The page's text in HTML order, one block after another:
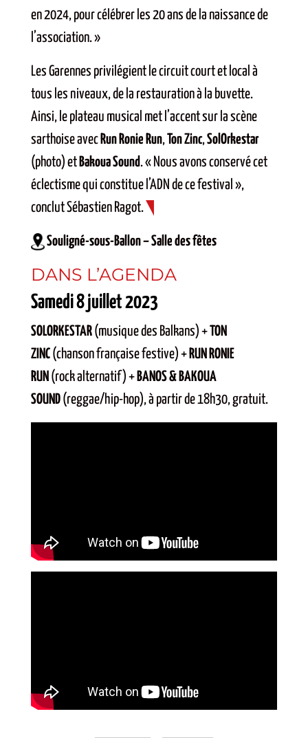
en 2024, pour célébrer les 20 ans de la naissance de
l’association. »
Les Garennes privilégient le circuit court et local à
tous les niveaux, de la restauration à la buvette.
Ainsi, le plateau musical met l’accent sur la scène
sarthoise avecRun Ronie Run,Ton Zinc,SolOrkestar
(photo) et Bakoua Sound. « Nous avons conservé cet
éclectisme qui constitue l’ADN de ce festival »,
conclut Sébastien Ragot.
Souligné-sous-Ballon – Salle des fêtes
DANS L’AGENDA
Samedi 8 juillet 2023
SOLORKESTAR (musique des Balkans) +TON
ZINC (chanson française festive) +RUN RONIE
RUN (rock alternatif) + BANOS & BAKOUA
SOUND (reggae/hip-hop), à partir de 18h30, gratuit.